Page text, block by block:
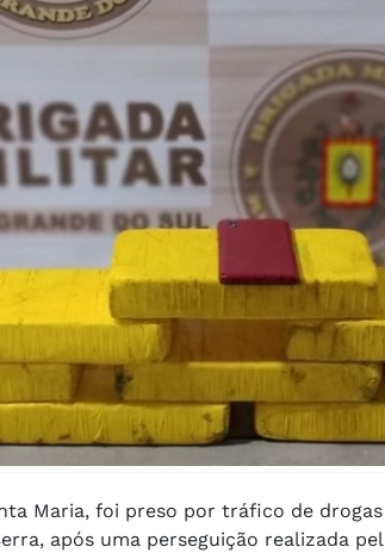
Maria, foi preso por tráfico de
após uma perseguição realizada